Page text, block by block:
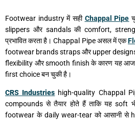
Footwear industry में सही Chappal Pipe
slippers और sandals की comfort,
प्रभावित करता है। Chappal Pipe असल में एक
footwear brands straps और upper
flexibility और smooth finish के कारण यह
first choice बन चुकी है।
CRS Industries high-quality Chappal
compounds से तैयार होते हैं ताकि यह soft
footwear के daily wear-tear को आसानी से